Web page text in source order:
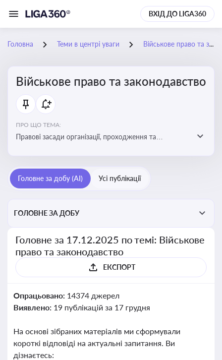
ВХІД ДО LIGA360
Головна Теми в центрі уваги Військове право та законодавство
Військове право та законодавство
ПРО ЩО ТЕМА:
Правові засади організації, проходження та
військовослужбовців у воєнний час
Головне за добу (AI) Усі публікації
ГОЛОВНЕ ЗА ДОБУ
Головне за 17.12.2025 по темі: Військове
право та законодавство
ЕКСПОРТ
Опрацьовано: 14374 джерел
Виявлено: 19 публікацій за 17 грудня
На основі зібраних матеріалів ми сформували
короткі відповіді на актуальні запитання. Ви
дізнаєтесь: